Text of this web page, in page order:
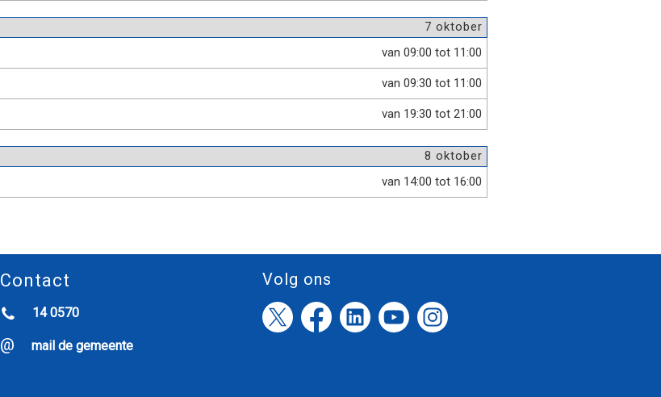
7 oktober
van 09:00 tot 11:00
van 09:30 tot 11:00
van 19:30 tot 21:00
8 oktober
van 14:00 tot 16:00
Contact
14 0570
mail de gemeente
Volg ons